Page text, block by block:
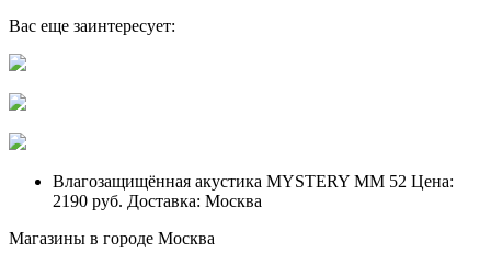
Вас еще заинтересует:
Влагозащищённая акустика MYSTERY MM 52 Цена:
2190 руб. Доставка: Москва
Магазины в городе Москва